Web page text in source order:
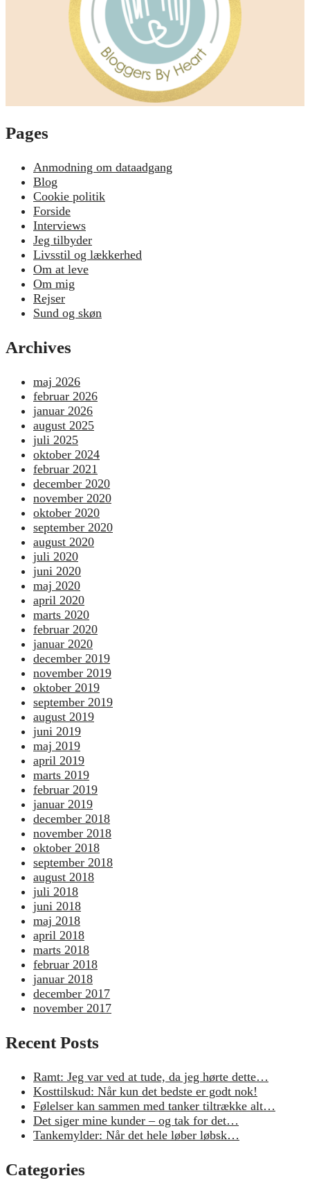
Pages
Anmodning om dataadgang
Blog
Cookie politik
Forside
Interviews
Jeg tilbyder
Livsstil og lækkerhed
Om at leve
Om mig
Rejser
Sund og skøn
Archives
maj 2026
februar 2026
januar 2026
august 2025
juli 2025
oktober 2024
februar 2021
december 2020
november 2020
oktober 2020
september 2020
august 2020
juli 2020
juni 2020
maj 2020
april 2020
marts 2020
februar 2020
januar 2020
december 2019
november 2019
oktober 2019
september 2019
august 2019
juni 2019
maj 2019
april 2019
marts 2019
februar 2019
januar 2019
december 2018
november 2018
oktober 2018
september 2018
august 2018
juli 2018
juni 2018
maj 2018
april 2018
marts 2018
februar 2018
januar 2018
december 2017
november 2017
Recent Posts
Ramt: Jeg var ved at tude, da jeg hørte dette…
Kosttilskud: Når kun det bedste er godt nok!
Følelser kan sammen med tanker tiltrække alt…
Det siger mine kunder – og tak for det…
Tankemylder: Når det hele løber løbsk…
Categories